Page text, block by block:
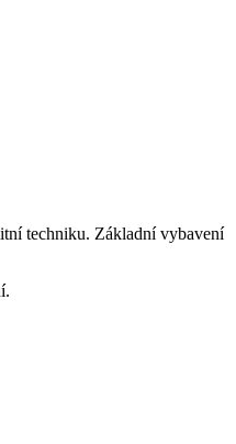
techniku. Základní vybavení